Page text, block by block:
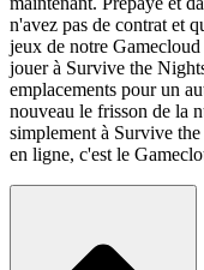
n'avez pas de contrat et
jeux de notre
jouer à Survive the
emplacements pour un
nouveau le frisson de la
simplement à Survive
en ligne, c'est le